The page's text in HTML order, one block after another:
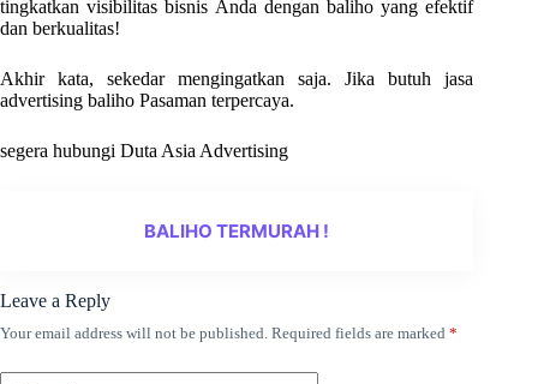
tingkatkan visibilitas bisnis Anda dengan baliho yang efektif
dan berkualitas!
Akhir kata, sekedar mengingatkan saja. Jika butuh jasa
advertising baliho Pasaman terpercaya.
segera hubungi Duta Asia Advertising
BALIHO TERMURAH !
Leave a Reply
Your email address will not be published. Required fields are marked *